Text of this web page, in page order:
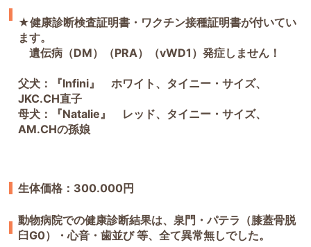
★健康診断検査証明書・ワクチン接種証明書が付いてい
ます。
遺伝病（DM）（PRA）（vWD1）発症しません！
父犬：『Infini』 ホワイト、タイニー・サイズ、
JKC.CH直子
母犬：『Natalie』 レッド、タイニー・サイズ、
AM.CHの孫娘
生体価格：300.000円
動物病院での健康診断結果は、泉門・パテラ（膝蓋骨脱
臼G0）・心音・歯並び 等、全て異常無しでした。